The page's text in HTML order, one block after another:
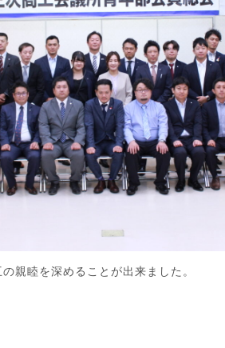
親睦を深めることが出来ました。